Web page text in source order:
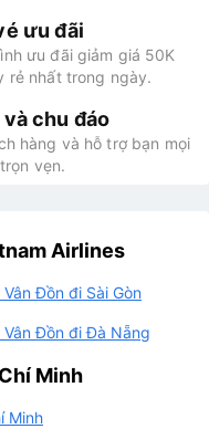
ưu đãi
ưu đãi giảm giá 50K
rẻ nhất trong ngày.
chu đáo
hàng và hỗ trợ bạn mọi
vẹn.
Airlines
Đồn đi Sài Gòn
Đồn đi Đà Nẵng
Minh
Minh